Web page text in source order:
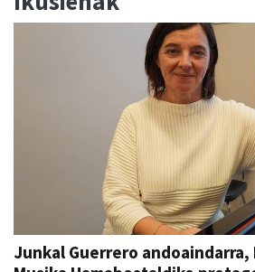
Junkal Guerrero andoaindarra,